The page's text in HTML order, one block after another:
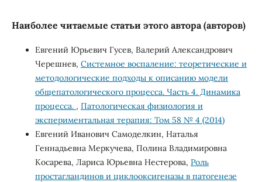
Наиболее читаемые статьи этого автора (авторов)
Евгений Юрьевич Гусев, Валерий Александрович
Черешнев, Системное воспаление: теоретические и
методологические подходы к описанию модели
общепатологического процесса. Часть 4. Динамика
процесса. , Патологическая физиология и
экспериментальная терапия: Том 58 № 4 (2014)
Евгений Иванович Самоделкин, Наталья
Геннадьевна Меркучева, Полина Владимировна
Косарева, Лариса Юрьевна Нестерова, Роль
простагландинов и циклооксигеназы в патогенезе